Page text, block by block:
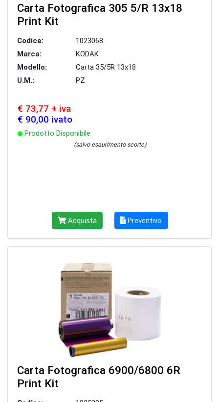
Carta Fotografica 305 5/R 13x18
Print Kit
Codice:
1023068
Marca:
KODAK
Modello:
Carta 35/5R 13x18
U.M.:
PZ
€ 73,77 + iva
€ 90,00 ivato
Prodotto Disponibile
(salvo esaurimento scorte)
Acquista Preventivo
Carta Fotografica 6900/6800 6R
Print Kit